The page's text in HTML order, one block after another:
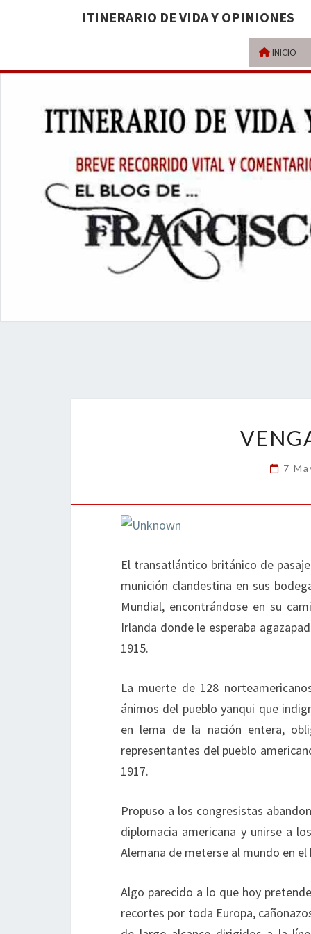
ITINERARIO DE VIDA Y OPINIONES
INICIO
7
El transatlántico británico de
munición clandestina en sus
Mundial, encontrándose en su
Irlanda donde le esperaba
1915.
La muerte de 128
ánimos del pueblo yanqui que
en lema de la nación entera,
representantes del pueblo
1917.
Propuso a los congresistas
diplomacia americana y unirse a
Alemana de meterse al mundo en
Algo parecido a lo que hoy
recortes por toda Europa,